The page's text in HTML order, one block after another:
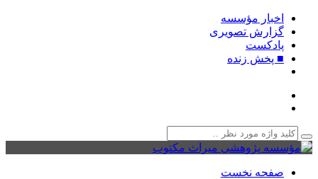
اخبار مؤسسه
گزارش تصویری
پادکست‌
■ پخش زنده
صفحه نخست